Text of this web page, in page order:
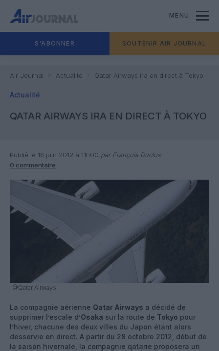
MENU
S'ABONNER SOUTENIR AIR JOURNAL
Air Journal Actualité Qatar Airways ira en direct à Tokyo
Actualité
QATAR AIRWAYS IRA EN DIRECT À TOKYO
Publié le 16 juin 2012 à 11h00 par François Duclos
0 commentaire
@Qatar Airways
La compagnie aérienne Qatar Airways a décidé de
supprimer l’escale d’Osaka sur la route de Tokyo pour
l’hiver, chacune des deux villes du Japon étant alors
desservie en direct. A partir du 28 octobre 2012, début de
la saison hivernale, la compagnie qatarie proposera un